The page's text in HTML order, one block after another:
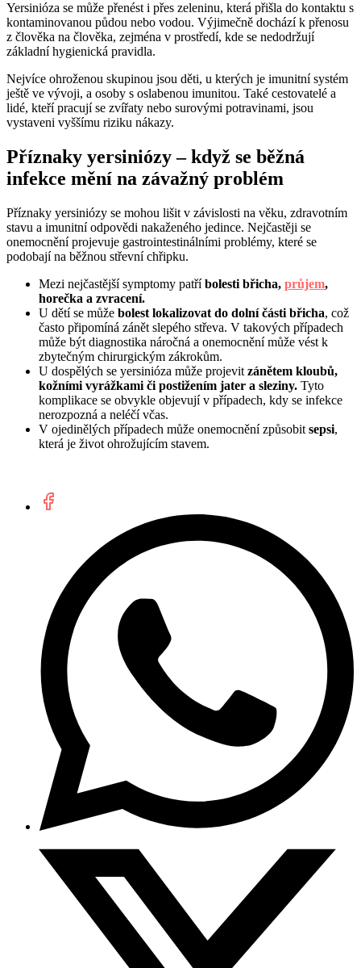
Yersinióza se může přenést i přes zeleninu, která přišla do kontaktu s
kontaminovanou půdou nebo vodou. Výjimečně dochází k přenosu
z člověka na člověka, zejména v prostředí, kde se nedodržují
základní hygienická pravidla.
Nejvíce ohroženou skupinou jsou děti, u kterých je imunitní systém
ještě ve vývoji, a osoby s oslabenou imunitou. Také cestovatelé a
lidé, kteří pracují se zvířaty nebo surovými potravinami, jsou
vystaveni vyššímu riziku nákazy.
Příznaky yersiniózy – když se běžná
infekce mění na závažný problém
Příznaky yersiniózy se mohou lišit v závislosti na věku, zdravotním
stavu a imunitní odpovědi nakaženého jedince. Nejčastěji se
onemocnění projevuje gastrointestinálními problémy, které se
podobají na běžnou střevní chřipku.
Mezi nejčastější symptomy patříbolesti břicha, průjem,
horečka a zvracení.
U dětí se může bolest lokalizovat do dolní části břicha, což
často připomíná zánět slepého střeva. V takových případech
může být diagnostika náročná a onemocnění může vést k
zbytečným chirurgickým zákrokům.
U dospělých se yersinióza může projevit zánětem kloubů,
kožními vyrážkami či postižením jater a sleziny. Tyto
komplikace se obvykle objevují v případech, kdy se infekce
nerozpozná a neléčí včas.
V ojedinělých případech může onemocnění způsobit sepsi,
která je život ohrožujícím stavem.